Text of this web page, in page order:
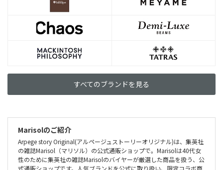
すべてのブランドを見る
Marisolのご紹介
Arpege story Original(アルページュストーリーオリジナル)は、集英社
の雑誌Marisol（マリソル）の公式通販ショップで。Marisolは40代女
性のために集英社の雑誌Marisolのバイヤーが厳選した商品を扱う、公
式通販ショップです。人気ブランドを公式に取り扱い、限定コラボ商